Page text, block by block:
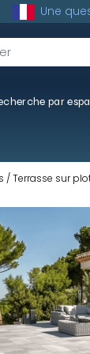
Une
par
Terrasse sur